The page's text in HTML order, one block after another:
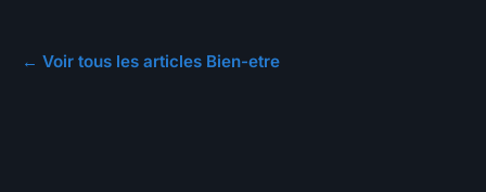
← Voir tous les articles Bien-etre